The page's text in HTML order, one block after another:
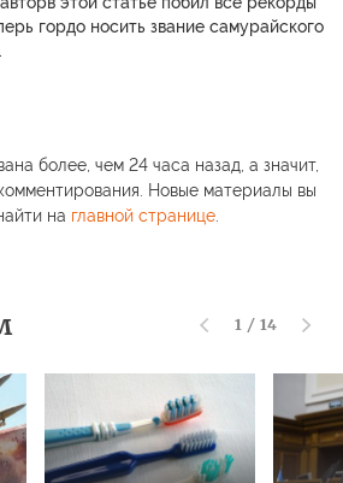
гордо носить звание самурайского
более, чем 24 часа назад, а значит,
Новые материалы вы
на главной странице.
1 / 14